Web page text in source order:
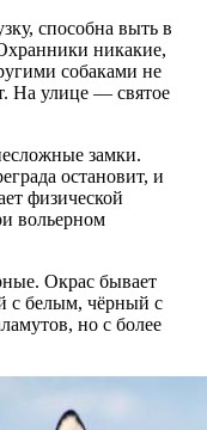
способна выть в
никакие,
собаками не
На улице — святое
замки.
остановит, и
физической
вольерном
Окрас бывает
с белым, чёрный с
но с более